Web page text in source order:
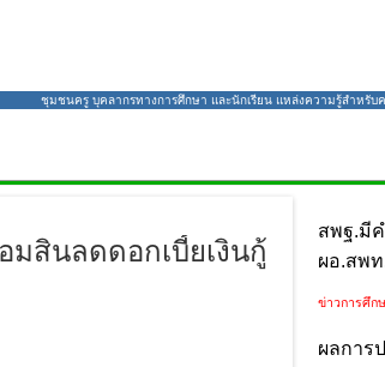
ชุมชนครู บุคลากรทางการศึกษา และนักเรียน แหล่งความรู้สำหรับ
สินลดดอกเบี้ยเงินกู้
สพฐ.มี
ผอ.สพ
ข่าวการศึก
ผลการ